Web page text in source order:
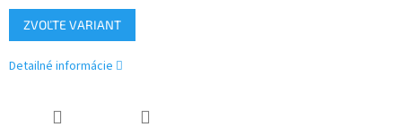
Jednotková
cena:
ZVOĽTE VARIANT
Detailné informácie